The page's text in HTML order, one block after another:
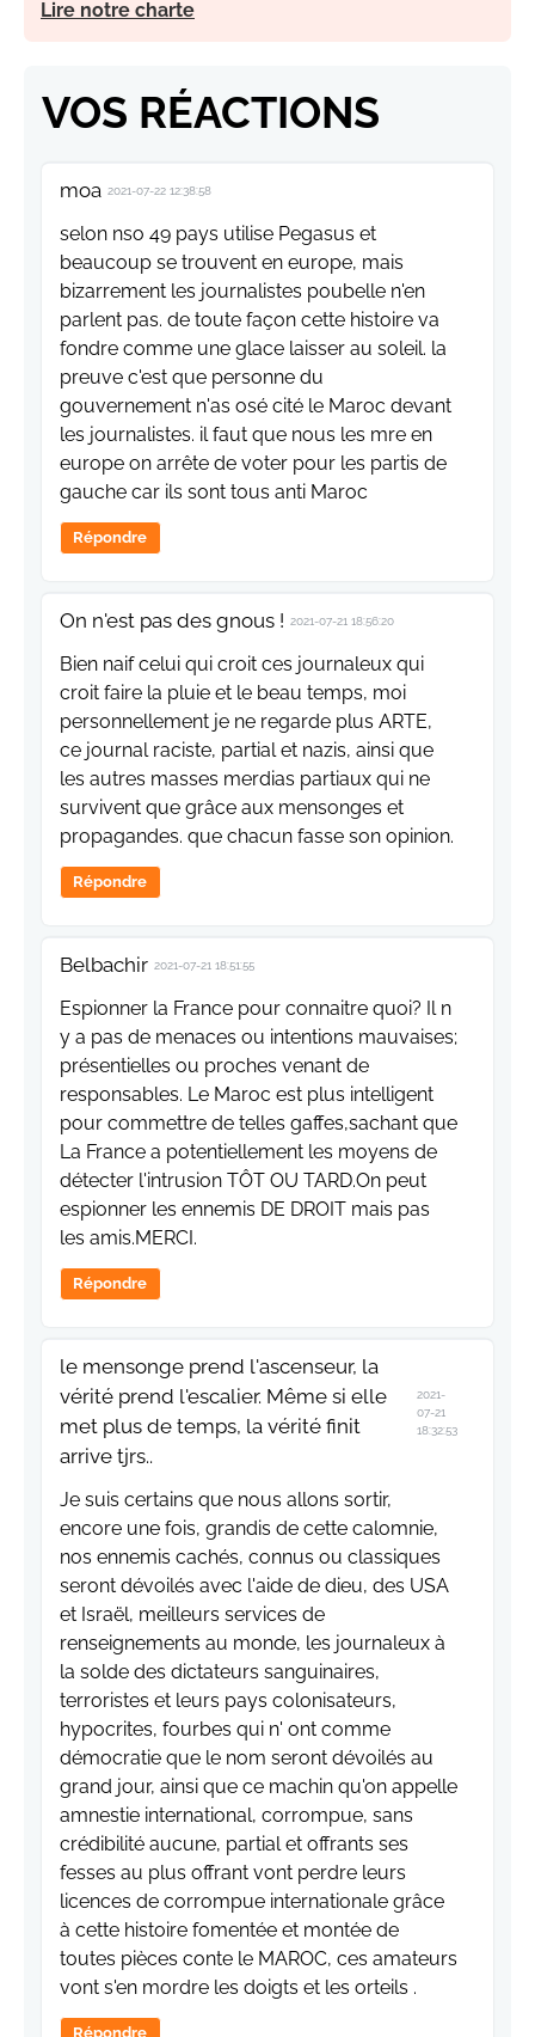
Lire notre charte
VOS RÉACTIONS
moa 2021-07-22 12:38:58
selon nso 49 pays utilise Pegasus et
beaucoup se trouvent en europe, mais
bizarrement les journalistes poubelle n'en
parlent pas. de toute façon cette histoire va
fondre comme une glace laisser au soleil. la
preuve c'est que personne du
gouvernement n'as osé cité le Maroc devant
les journalistes. il faut que nous les mre en
europe on arrête de voter pour les partis de
gauche car ils sont tous anti Maroc
Répondre
On n'est pas des gnous ! 2021-07-21 18:56:20
Bien naif celui qui croit ces journaleux qui
croit faire la pluie et le beau temps, moi
personnellement je ne regarde plus ARTE,
ce journal raciste, partial et nazis, ainsi que
les autres masses merdias partiaux qui ne
survivent que grâce aux mensonges et
propagandes. que chacun fasse son opinion.
Répondre
Belbachir 2021-07-21 18:51:55
Espionner la France pour connaitre quoi? Il n
y a pas de menaces ou intentions mauvaises;
présentielles ou proches venant de
responsables. Le Maroc est plus intelligent
pour commettre de telles gaffes,sachant que
La France a potentiellement les moyens de
détecter l'intrusion TÔT OU TARD.On peut
espionner les ennemis DE DROIT mais pas
les amis.MERCI.
Répondre
le mensonge prend l'ascenseur, la
vérité prend l'escalier. Même si elle
met plus de temps, la vérité finit
arrive tjrs..
2021-
07-21
18:32:53
Je suis certains que nous allons sortir,
encore une fois, grandis de cette calomnie,
nos ennemis cachés, connus ou classiques
seront dévoilés avec l'aide de dieu, des USA
et Israël, meilleurs services de
renseignements au monde, les journaleux à
la solde des dictateurs sanguinaires,
terroristes et leurs pays colonisateurs,
hypocrites, fourbes qui n' ont comme
démocratie que le nom seront dévoilés au
grand jour, ainsi que ce machin qu'on appelle
amnestie international, corrompue, sans
crédibilité aucune, partial et offrants ses
fesses au plus offrant vont perdre leurs
licences de corrompue internationale grâce
à cette histoire fomentée et montée de
toutes pièces conte le MAROC, ces amateurs
vont s'en mordre les doigts et les orteils .
Répondre